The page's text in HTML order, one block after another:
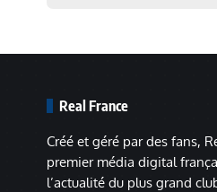
Real France
Créé et géré par des fans,
premier média digital
l’actualité du plus grand